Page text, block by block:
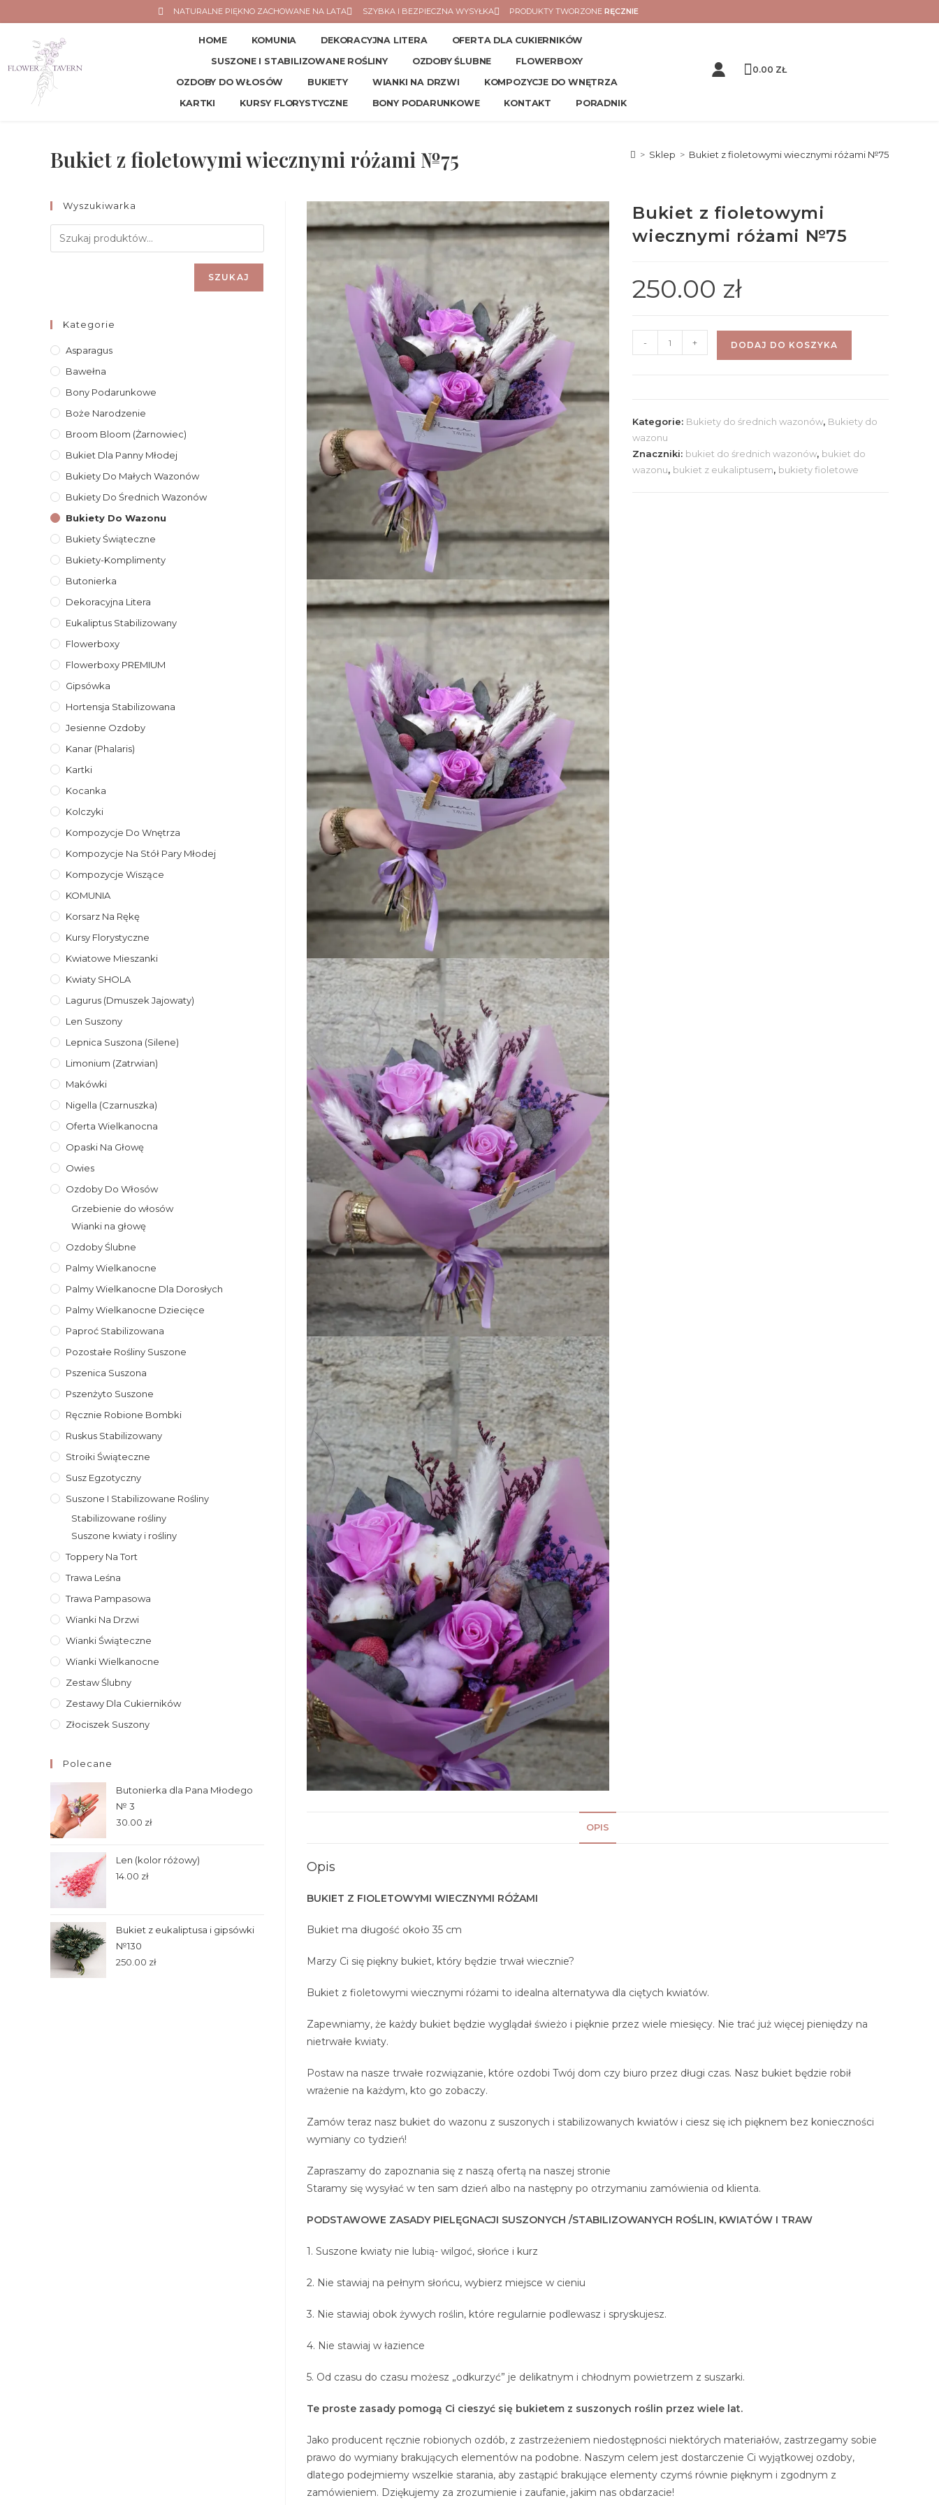
NATURALNE PIĘKNO ZACHOWANE NA LATA SZYBKA I BEZPIECZNA WYSYŁKA PRODUKTY TWORZONERĘCZNIE
HOME KOMUNIA DEKORACYJNA LITERA
OFERTA DLA CUKIERNIKÓW
SUSZONE I STABILIZOWANE ROŚLINY
OZDOBY ŚLUBNE
FLOWERBOXY
OZDOBY DO WŁOSÓW
BUKIETY WIANKI NA DRZWI
KOMPOZYCJE DO WNĘTRZA
KARTKI
KURSY FLORYSTYCZNE BONY PODARUNKOWE KONTAKT PORADNIK
0.00 ZŁ
Bukiet z fioletowymi wiecznymi różami №75 > Sklep > Bukiet z fioletowymi wiecznymi różami №75
Bukiet z fioletowymi
wiecznymi różami №75
250.00 zł
- + DODAJ DO KOSZYKA
Kategorie: Bukiety do średnich wazonów, Bukiety do
wazonu
Znaczniki: bukiet do średnich wazonów, bukiet do
wazonu, bukiet z eukaliptusem, bukiety fioletowe
OPIS
Opis
BUKIET Z FIOLETOWYMI WIECZNYMI RÓŻAMI
Bukiet ma długość około 35 cm
Marzy Ci się piękny bukiet, który będzie trwał wiecznie?
Bukiet z fioletowymi wiecznymi różami to idealna alternatywa dla ciętych kwiatów.
Zapewniamy, że każdy bukiet będzie wyglądał świeżo i pięknie przez wiele miesięcy. Nie trać już więcej pieniędzy na
nietrwałe kwiaty.
Postaw na nasze trwałe rozwiązanie, które ozdobi Twój dom czy biuro przez długi czas. Nasz bukiet będzie robił
wrażenie na każdym, kto go zobaczy.
Zamów teraz nasz bukiet do wazonu z suszonych i stabilizowanych kwiatów i ciesz się ich pięknem bez konieczności
wymiany co tydzień!
Zapraszamy do zapoznania się z naszą ofertą na naszej stronie
Staramy się wysyłać w ten sam dzień albo na następny po otrzymaniu zamówienia od klienta.
PODSTAWOWE ZASADY PIELĘGNACJI SUSZONYCH /STABILIZOWANYCH ROŚLIN, KWIATÓW I TRAW
1. Suszone kwiaty nie lubią- wilgoć, słońce i kurz
2. Nie stawiaj na pełnym słońcu, wybierz miejsce w cieniu
3. Nie stawiaj obok żywych roślin, które regularnie podlewasz i spryskujesz.
4. Nie stawiaj w łazience
5. Od czasu do czasu możesz „odkurzyć” je delikatnym i chłodnym powietrzem z suszarki.
Te proste zasady pomogą Ci cieszyć się bukietem z suszonych roślin przez wiele lat.
Jako producent ręcznie robionych ozdób, z zastrzeżeniem niedostępności niektórych materiałów, zastrzegamy sobie
prawo do wymiany brakujących elementów na podobne. Naszym celem jest dostarczenie Ci wyjątkowej ozdoby,
dlatego podejmiemy wszelkie starania, aby zastąpić brakujące elementy czymś równie pięknym i zgodnym z
zamówieniem. Dziękujemy za zrozumienie i zaufanie, jakim nas obdarzacie!
Wyszukiwarka
SZUKAJ
Kategorie
Asparagus
Bawełna
Bony Podarunkowe
Boże Narodzenie
Broom Bloom (żarnowiec)
Bukiet Dla Panny Młodej
Bukiety Do Małych Wazonów
Bukiety Do Średnich Wazonów
Bukiety Do Wazonu
Bukiety Świąteczne
Bukiety-Komplimenty
Butonierka
Dekoracyjna Litera
Eukaliptus Stabilizowany
Flowerboxy
Flowerboxy PREMIUM
Gipsówka
Hortensja Stabilizowana
Jesienne Ozdoby
Kanar (phalaris)
Kartki
Kocanka
Kolczyki
Kompozycje Do Wnętrza
Kompozycje Na Stół Pary Młodej
Kompozycje Wiszące
KOMUNIA
Korsarz Na Rękę
Kursy Florystyczne
Kwiatowe Mieszanki
Kwiaty SHOLA
Lagurus (dmuszek Jajowaty)
Len Suszony
Lepnica Suszona (Silene)
Limonium (zatrwian)
Makówki
Nigella (Czarnuszka)
Oferta Wielkanocna
Opaski Na Głowę
Owies
Ozdoby Do Włosów
Grzebienie do włosów
Wianki na głowę
Ozdoby Ślubne
Palmy Wielkanocne
Palmy Wielkanocne Dla Dorosłych
Palmy Wielkanocne Dziecięce
Paproć Stabilizowana
Pozostałe Rośliny Suszone
Pszenica Suszona
Pszenżyto Suszone
Ręcznie Robione Bombki
Ruskus Stabilizowany
Stroiki Świąteczne
Susz Egzotyczny
Suszone I Stabilizowane Rośliny
Stabilizowane rośliny
Suszone kwiaty i rośliny
Toppery Na Tort
Trawa Leśna
Trawa Pampasowa
Wianki Na Drzwi
Wianki Świąteczne
Wianki Wielkanocne
Zestaw Ślubny
Zestawy Dla Cukierników
Złociszek Suszony
Polecane
Butonierka dla Pana Młodego
№ 3
30.00 zł
Len (kolor różowy)
14.00 zł
Bukiet z eukaliptusa i gipsówki
№130
250.00 zł